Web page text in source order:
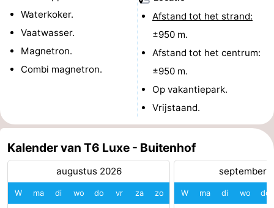
Brouwershaven
Bruinisse
-
Zierikzee
Oosterschelde
Burgh
Haamstede
-
Natuur
Kop
Walcheren
-
Waterkoker.
Vaatwasser.
Magnetron.
Combi magnetron.
Afstand tot het strand:
±950 m.
Afstand tot het centrum:
±950 m.
Op vakantiepark.
Vrijstaand.
Kalender van T6 Luxe - Buitenhof
augustus 2026
W ma di wo do vr za zo
september
W ma di wo do